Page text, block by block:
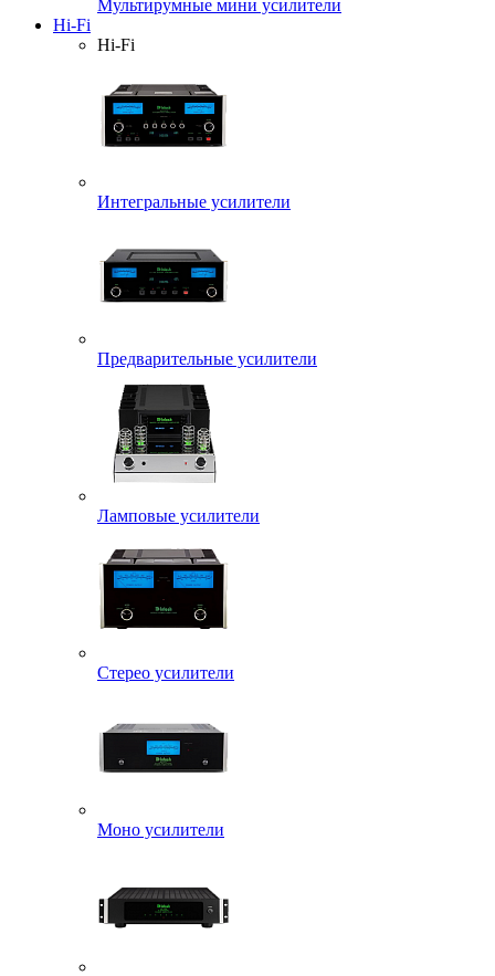
Мультирумные мини усилители
Hi-Fi
Hi-Fi
Интегральные усилители
Предварительные усилители
Ламповые усилители
Стерео усилители
Моно усилители